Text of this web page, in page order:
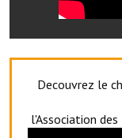
Bibliothèque
Commerçants,
Commerces et
Exploitants
Decouvrez le
l'Association